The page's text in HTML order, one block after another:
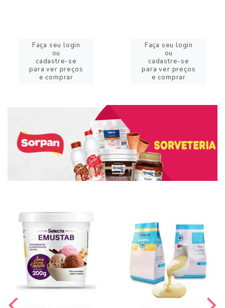
Faça seu login
ou
cadastre-se
para ver preços
e comprar
Faça seu login
ou
cadastre-se
para ver preços
e comprar